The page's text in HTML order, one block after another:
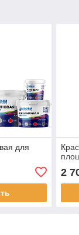
для
2